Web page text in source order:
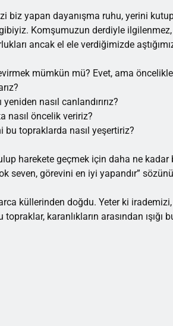
biz yapan dayanışma ruhu, yerini
Komşumuzun derdiyle
ancak el ele verdiğimizde
mümkün mü? Evet, ama
nasıl canlandırırız?
nasıl öncelik veririz?
bu topraklarda nasıl yeşertiriz?
harekete geçmek için daha ne
seven, görevini en iyi yapandır”
küllerinden doğdu. Yeter ki
karanlıkların arasından ışığı